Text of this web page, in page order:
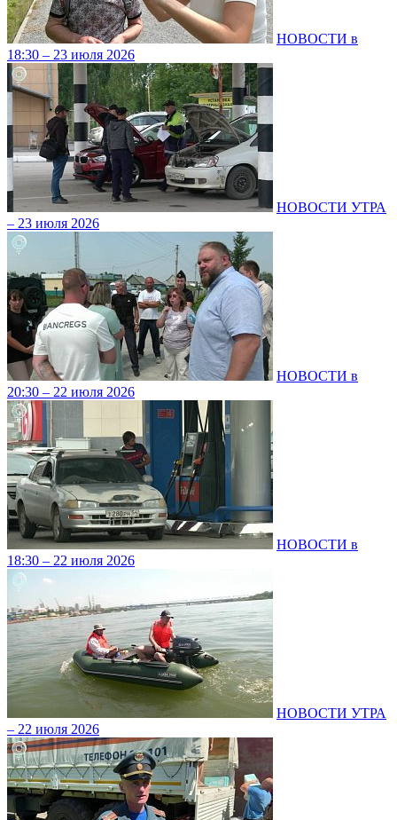
НОВОСТИ в
18:30 – 23 июля 2026
НОВОСТИ УТРА
– 23 июля 2026
НОВОСТИ в
20:30 – 22 июля 2026
НОВОСТИ в
18:30 – 22 июля 2026
НОВОСТИ УТРА
– 22 июля 2026